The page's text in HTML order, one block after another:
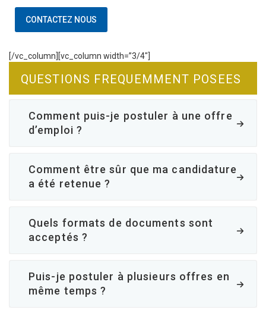
CONTACTEZ NOUS
[/vc_column][vc_column width=”3/4″]
QUESTIONS FREQUEMMENT POSEES
Comment puis-je postuler à une offre
d’emploi ?
Comment être sûr que ma candidature
a été retenue ?
Quels formats de documents sont
acceptés ?
Puis-je postuler à plusieurs offres en
même temps ?